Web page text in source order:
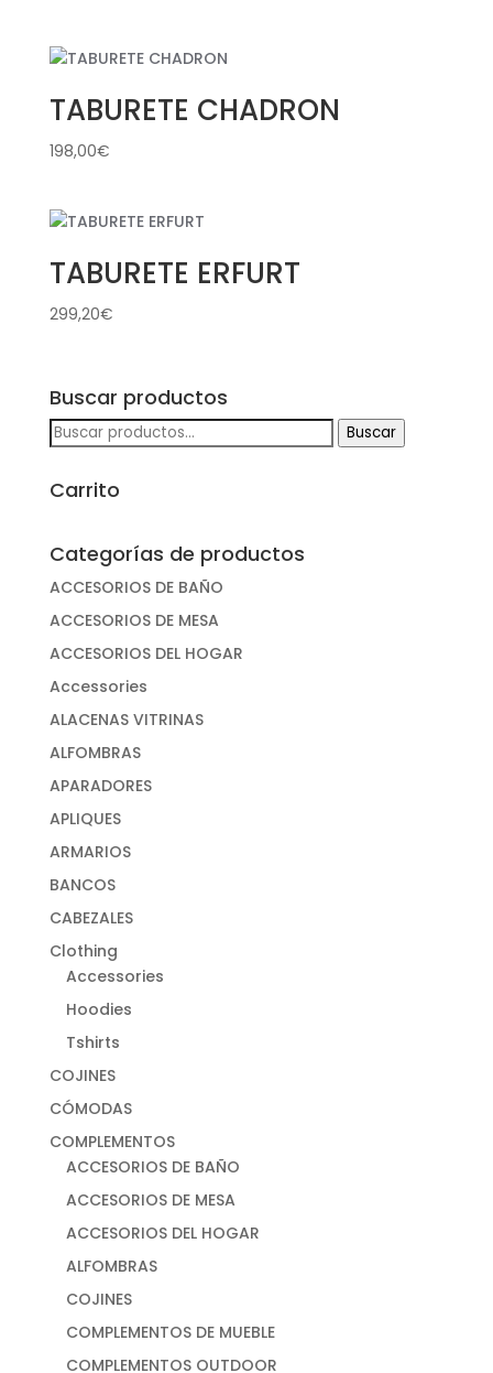
TABURETE CHADRON
198,00€
TABURETE ERFURT
299,20€
Buscar productos
Buscar
Buscar
Carrito
Categorías de productos
ACCESORIOS DE BAÑO
ACCESORIOS DE MESA
ACCESORIOS DEL HOGAR
Accessories
ALACENAS VITRINAS
ALFOMBRAS
APARADORES
APLIQUES
ARMARIOS
BANCOS
CABEZALES
Clothing
Accessories
Hoodies
Tshirts
COJINES
CÓMODAS
COMPLEMENTOS
ACCESORIOS DE BAÑO
ACCESORIOS DE MESA
ACCESORIOS DEL HOGAR
ALFOMBRAS
COJINES
COMPLEMENTOS DE MUEBLE
COMPLEMENTOS OUTDOOR